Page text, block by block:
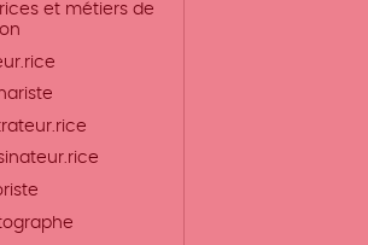
et métiers de